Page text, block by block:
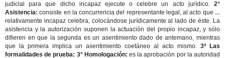
judicial para que dicho incapaz ejecute o celebre un acto jurídico. 2°
Asistencia:consiste en la concurrencia del representante legal, al acto que el
relativamente incapaz celebra, colocándose jurídicamente al lado de éste. La
asistencia y la autorización suponen la actuación del propio incapaz, y sólo
difieren en que la segunda es un asentimiento dado de antemano, mientras
que la primera implica un asentimiento coetáneo al acto mismo. 3º Las
formalidades de prueba: 3° Homologación: es la aprobación por la autoridad